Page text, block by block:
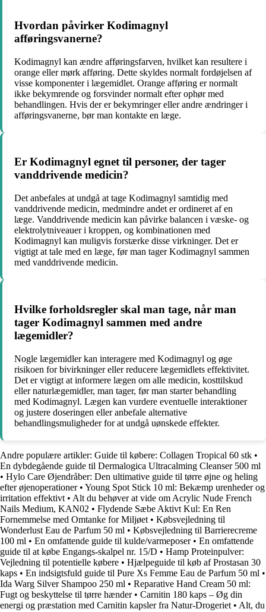
Hvordan påvirker Kodimagnyl
afføringsvanerne?
Kodimagnyl kan ændre afføringsfarven, hvilket kan resultere i
orange eller mørk afføring. Dette skyldes normalt fordøjelsen af
visse komponenter i lægemidlet. Orange afføring er normalt
ikke bekymrende og forsvinder normalt efter ophør med
behandlingen. Hvis der er bekymringer eller andre ændringer i
afføringsvanerne, bør man kontakte en læge.
Er Kodimagnyl egnet til personer, der tager
vanddrivende medicin?
Det anbefales at undgå at tage Kodimagnyl samtidig med
vanddrivende medicin, medmindre andet er ordineret af en
læge. Vanddrivende medicin kan påvirke balancen i væske- og
elektrolytniveauer i kroppen, og kombinationen med
Kodimagnyl kan muligvis forstærke disse virkninger. Det er
vigtigt at tale med en læge, før man tager Kodimagnyl sammen
med vanddrivende medicin.
Hvilke forholdsregler skal man tage, når man
tager Kodimagnyl sammen med andre
lægemidler?
Nogle lægemidler kan interagere med Kodimagnyl og øge
risikoen for bivirkninger eller reducere lægemidlets effektivitet.
Det er vigtigt at informere lægen om alle medicin, kosttilskud
eller naturlægemidler, man tager, før man starter behandling
med Kodimagnyl. Lægen kan vurdere eventuelle interaktioner
og justere doseringen eller anbefale alternative
behandlingsmuligheder for at undgå uønskede effekter.
Andre populære artikler: Guide til købere: Collagen Tropical 60 stk •
En dybdegående guide til Dermalogica Ultracalming Cleanser 500 ml
• Hylo Care Øjendråber: Den ultimative guide til tørre øjne og heling
efter øjenoperationer• Young Spot Stick 10 ml: Bekæmp urenheder og
irritation effektivt • Alt du behøver at vide om Acrylic Nude French
Nails Medium, KAN02 • Flydende Sæbe Aktivt Kul: En Ren
Fornemmelse med Omtanke for Miljøet • Købsvejledning til
Wonderlust Eau de Parfum 50 ml • Købsvejledning til Barrierecreme
100 ml • En omfattende guide til kulde/varmeposer• En omfattende
guide til at købe Engangs-skalpel nr. 15/D • Hamp Proteinpulver:
Vejledning til potentielle købere • Hjælpeguide til køb af Prostasan 30
kaps • En indsigtsfuld guide til Pure Xs Femme Eau de Parfum 50 ml •
Ida Warg Silver Shampoo 250 ml • Reparative Hand Cream 50 ml:
Fugt og beskyttelse til tørre hænder• Carnitin 180 kaps – Øg din
energi og præstation med Carnitin kapsler fra Natur-Drogeriet • Alt, du